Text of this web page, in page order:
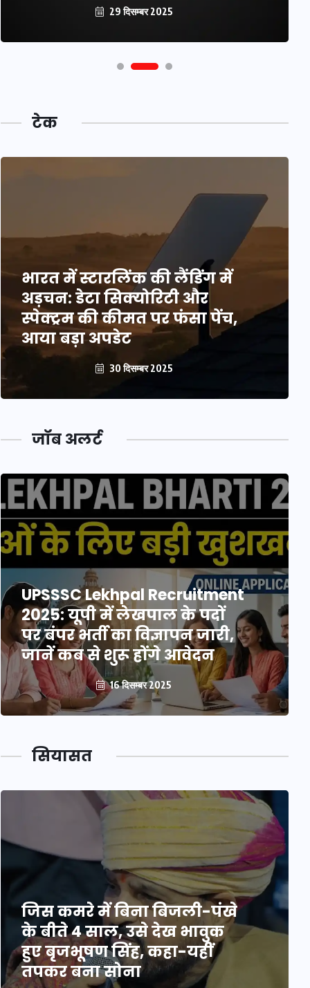
29 दिसम्बर 2025
टेक
भारत में स्टारलिंक की लैंडिंग में
अड़चन: डेटा सिक्योरिटी और
स्पेक्ट्रम की कीमत पर फंसा पेंच,
आया बड़ा अपडेट
30 दिसम्बर 2025
जॉब अलर्ट
UPSSSC Lekhpal Recruitment
2025: यूपी में लेखपाल के पदों
पर बंपर भर्ती का विज्ञापन जारी,
जानें कब से शुरू होंगे आवेदन
16 दिसम्बर 2025
सियासत
जिस कमरे में बिना बिजली-पंखे
के बीते 4 साल, उसे देख भावुक
हुए बृजभूषण सिंह, कहा-यहीं
तपकर बना सोना